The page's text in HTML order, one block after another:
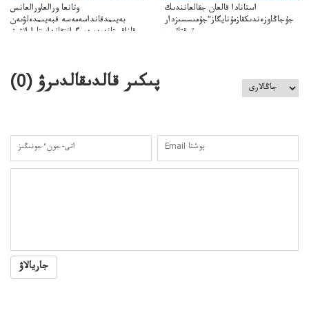
وتانعا ورالعاورالعانس
بەيىمدقانداسەمەسە قبەيىمدەلۋىەن
قازاقستانەمەسەميگرانتقانداستاراراتتىق
استانادا قالعان جقالعانندىك
جۇجاڭاوزەندىكقازمۇنايگاز"جۇمىسسىزدار
توقتاتىپ
پىكىر قالدىقالدىرۋ (0
)
جاريالاۋ